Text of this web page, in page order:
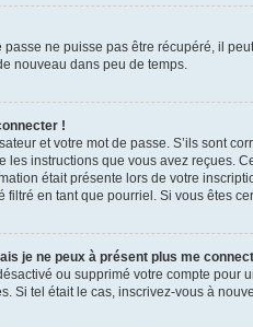
passe ne puisse pas être récupéré, il
nouveau dans peu de temps.
!
et votre mot de passe. S’ils sont
les instructions que vous avez reçues.
était présente lors de votre
en tant que pourriel. Si vous êtes
je ne peux à présent plus me
ou supprimé votre compte
Si tel était le cas, inscrivez-vous à